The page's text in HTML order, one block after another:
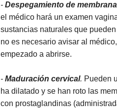
- Despegamiento de
el médico hará un examen
sustancias naturales que
no es necesario avisar al
empezado a abrirse.
- Maduración cervical. Pueden
ha dilatado y se han roto las
con prostaglandinas